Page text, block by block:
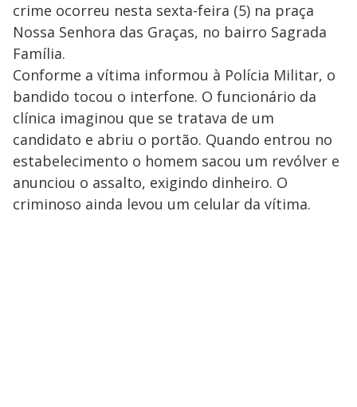
crime ocorreu nesta sexta-feira (5) na praça
Nossa Senhora das Graças, no bairro Sagrada
Família.
Conforme a vítima informou à Polícia Militar, o
bandido tocou o interfone. O funcionário da
clínica imaginou que se tratava de um
candidato e abriu o portão. Quando entrou no
estabelecimento o homem sacou um revólver e
anunciou o assalto, exigindo dinheiro. O
criminoso ainda levou um celular da vítima.